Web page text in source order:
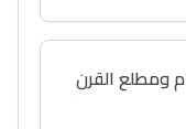
الظاهرة الامبريالية في القرن 19م ومطلع القرن